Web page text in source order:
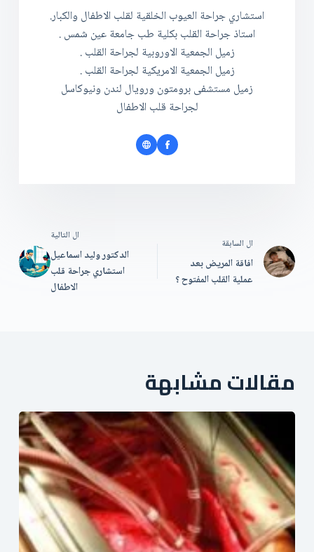
استشاري جراحة العيوب الخلقية لقلب الاطفال والكبار.
استاذ جراحة القلب بكلية طب جامعة عين شمس .
زميل الجمعية الاوروبية لجراحة القلب .
زميل الجمعية الامريكية لجراحة القلب .
زميل مستشفى برومتون ورويال لندن ونيوكاسل
لجراحة قلب الاطفال
ال السابقة
افاقة المريض بعد
عملية القلب المفتوح ؟
ال التالية
الدكتور وليد اسماعيل
استشاري جراحة قلب
الاطفال
مقالات مشابهة